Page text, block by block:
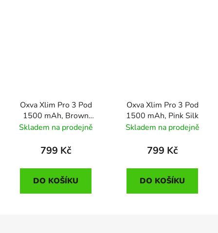
Oxva Xlim Pro 3 Pod
1500 mAh, Brown
Leather
Skladem na prodejně
799 Kč
DO KOŠÍKU
Oxva Xlim Pro 3 Pod
1500 mAh, Pink Silk
Skladem na prodejně
799 Kč
DO KOŠÍKU